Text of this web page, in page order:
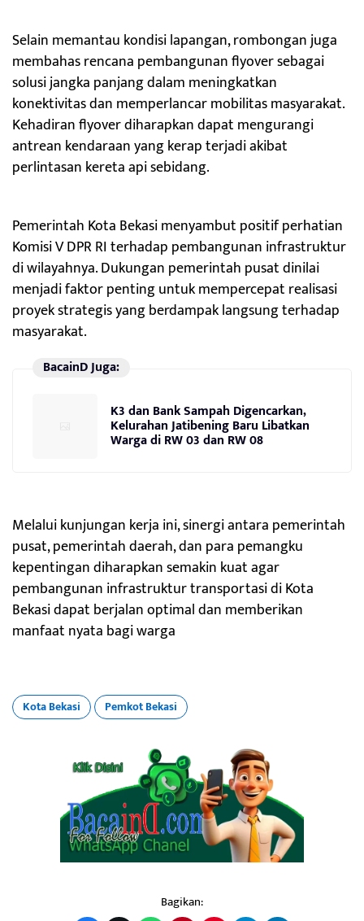
Selain memantau kondisi lapangan, rombongan juga
membahas rencana pembangunan flyover sebagai
solusi jangka panjang dalam meningkatkan
konektivitas dan memperlancar mobilitas masyarakat.
Kehadiran flyover diharapkan dapat mengurangi
antrean kendaraan yang kerap terjadi akibat
perlintasan kereta api sebidang.
Pemerintah Kota Bekasi menyambut positif perhatian
Komisi V DPR RI terhadap pembangunan infrastruktur
di wilayahnya. Dukungan pemerintah pusat dinilai
menjadi faktor penting untuk mempercepat realisasi
proyek strategis yang berdampak langsung terhadap
masyarakat.
BacainD Juga:
K3 dan Bank Sampah Digencarkan,
Kelurahan Jatibening Baru Libatkan
Warga di RW 03 dan RW 08
Melalui kunjungan kerja ini, sinergi antara pemerintah
pusat, pemerintah daerah, dan para pemangku
kepentingan diharapkan semakin kuat agar
pembangunan infrastruktur transportasi di Kota
Bekasi dapat berjalan optimal dan memberikan
manfaat nyata bagi warga
Kota Bekasi Pemkot Bekasi
Bagikan: